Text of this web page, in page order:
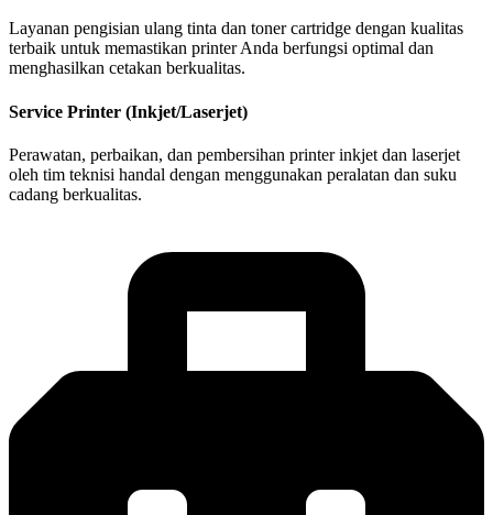
Layanan pengisian ulang tinta dan toner cartridge dengan kualitas
terbaik untuk memastikan printer Anda berfungsi optimal dan
menghasilkan cetakan berkualitas.
Service Printer (Inkjet/Laserjet)
Perawatan, perbaikan, dan pembersihan printer inkjet dan laserjet
oleh tim teknisi handal dengan menggunakan peralatan dan suku
cadang berkualitas.